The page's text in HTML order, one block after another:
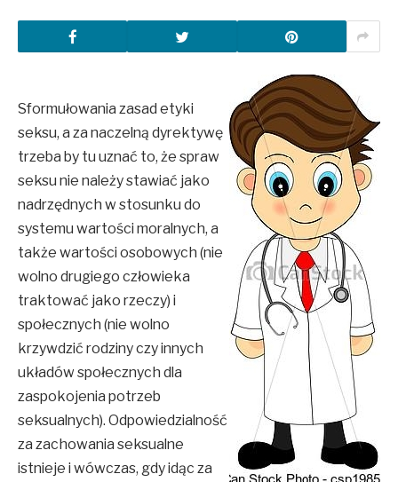
Sformułowania zasad etyki
seksu, a za naczelną dyrektywę
trzeba by tu uznać to, że spraw
seksu nie należy stawiać jako
nadrzędnych w stosunku do
systemu wartości moralnych, a
także wartości osobowych (nie
wolno drugiego człowieka
traktować jako rzeczy) i
społecznych (nie wolno
krzywdzić rodziny czy innych
układów społecznych dla
zaspokojenia potrzeb
seksualnych). Odpowiedzialność
za zachowania seksualne
istnieje i wówczas, gdy idąc za